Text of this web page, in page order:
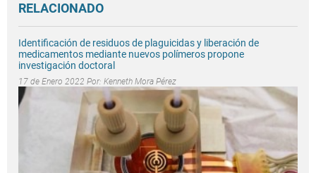
RELACIONADO
Identificación de residuos de plaguicidas y liberación de
medicamentos mediante nuevos polímeros propone
investigación doctoral
17 de Enero 2022 Por: Kenneth Mora Pérez